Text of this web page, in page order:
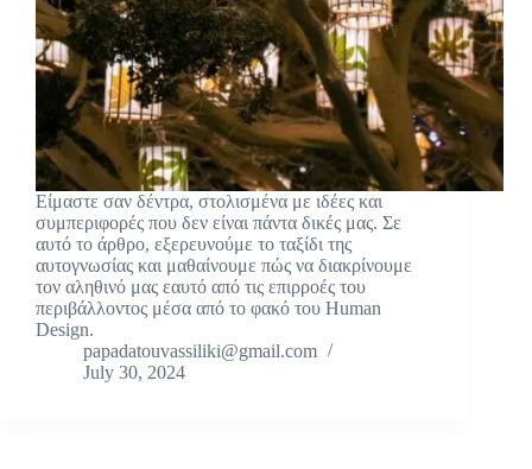
Είμαστε σαν δέντρα, στολισμένα με ιδέες και
συμπεριφορές που δεν είναι πάντα δικές μας. Σε
αυτό το άρθρο, εξερευνούμε το ταξίδι της
αυτογνωσίας και μαθαίνουμε πώς να διακρίνουμε
τον αληθινό μας εαυτό από τις επιρροές του
περιβάλλοντος μέσα από το φακό του Human
Design.
papadatouvassiliki@gmail.com
July 30, 2024